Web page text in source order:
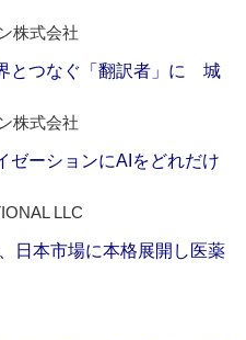
株式会社
とつなぐ「翻訳者」に 城
株式会社
ゼーションにAIをどれだけ
LLC
日本市場に本格展開し医薬